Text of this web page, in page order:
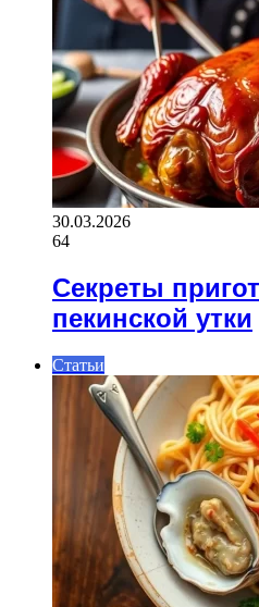
30.03.2026
64
Секреты
пекинской утки
Статьи